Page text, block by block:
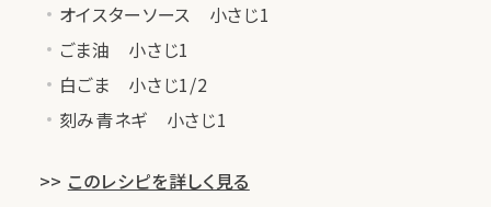
オイスターソース 小さじ1
ごま油 小さじ1
白ごま 小さじ1/2
刻み青ネギ 小さじ1
>> このレシピを詳しく見る